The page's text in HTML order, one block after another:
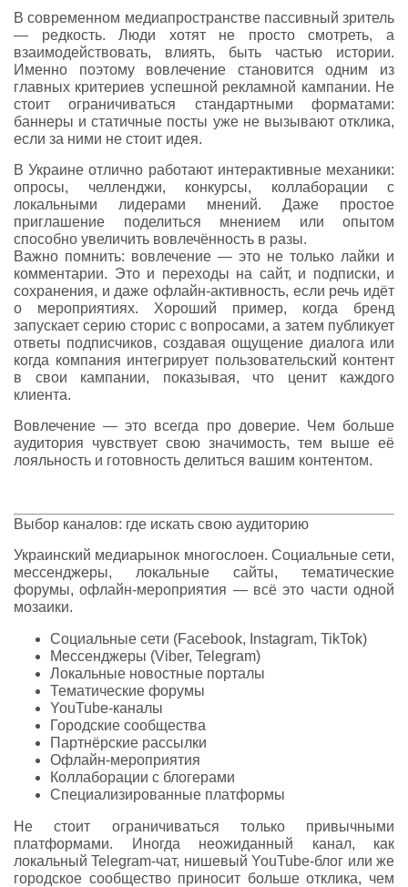
В современном медиапространстве пассивный зритель
— редкость. Люди хотят не просто смотреть, а
взаимодействовать, влиять, быть частью истории.
Именно поэтому вовлечение становится одним из
главных критериев успешной рекламной кампании. Не
стоит ограничиваться стандартными форматами:
баннеры и статичные посты уже не вызывают отклика,
если за ними не стоит идея.
В Украине отлично работают интерактивные механики:
опросы, челленджи, конкурсы, коллаборации с
локальными лидерами мнений. Даже простое
приглашение поделиться мнением или опытом
способно увеличить вовлечённость в разы.
Важно помнить: вовлечение — это не только лайки и
комментарии. Это и переходы на сайт, и подписки, и
сохранения, и даже офлайн-активность, если речь идёт
о мероприятиях. Хороший пример, когда бренд
запускает серию сторис с вопросами, а затем публикует
ответы подписчиков, создавая ощущение диалога или
когда компания интегрирует пользовательский контент
в свои кампании, показывая, что ценит каждого
клиента.
Вовлечение — это всегда про доверие. Чем больше
аудитория чувствует свою значимость, тем выше её
лояльность и готовность делиться вашим контентом.
Выбор каналов: где искать свою аудиторию
Украинский медиарынок многослоен. Социальные сети,
мессенджеры, локальные сайты, тематические
форумы, офлайн-мероприятия — всё это части одной
мозаики.
Социальные сети (Facebook, Instagram, TikTok)
Мессенджеры (Viber, Telegram)
Локальные новостные порталы
Тематические форумы
YouTube-каналы
Городские сообщества
Партнёрские рассылки
Офлайн-мероприятия
Коллаборации с блогерами
Специализированные платформы
Не стоит ограничиваться только привычными
платформами. Иногда неожиданный канал, как
локальный Telegram-чат, нишевый YouTube-блог или же
городское сообщество приносит больше отклика, чем